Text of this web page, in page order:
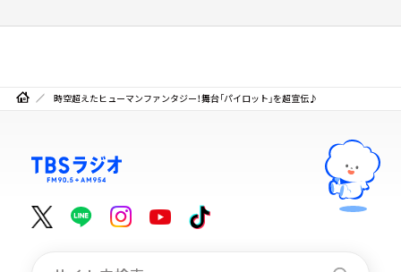
時空超えたヒューマンファンタジー！舞台「パイロット」を超宣伝♪